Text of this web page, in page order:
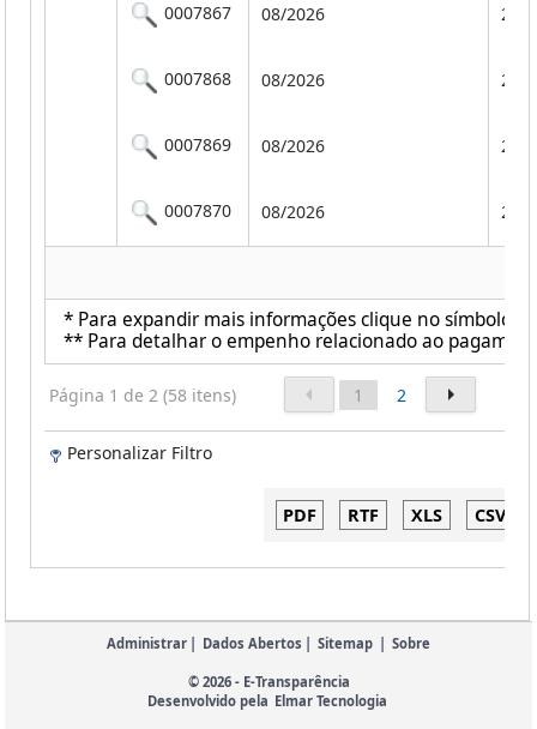
* Para expandir mais informações clique no símbolo
** Para detalhar o empenho relacionado ao
0007867 08/2026
0007868 08/2026
0007869 08/2026
0007870 08/2026
Página 1 de 2 (58 itens) 1 2
Personalizar Filtro
Administrar Dados Abertos Sitemap Sobre
© 2026 - E-Transparência
Desenvolvido pela Elmar Tecnologia